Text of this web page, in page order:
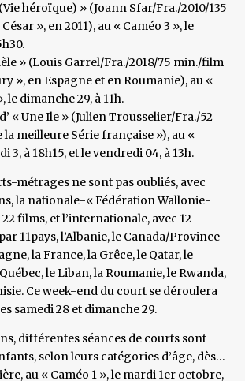
héroïque) » (Joann Sfar/Fra./2010/135
», en 2011), au « Caméo 3 », le
» (Louis Garrel/Fra./2018/75 min./film
», en Espagne et en Roumanie), au «
le dimanche 29, à 11h.
« Une Ile » (Julien Trousselier/Fra./52
la meilleure Série française »), au «
3, à 18h15, et le vendredi 04, à 13h.
métrages ne sont pas oubliés, avec
la nationale-« Fédération Wallonie-
films, et l’internationale, avec 12
11pays, l’Albanie, le Canada/Province
la France, la Grêce, le Qatar, le
le Liban, la Roumanie, le Rwanda,
Ce week-end du court se déroulera
samedi 28 et dimanche 29.
différentes séances de courts sont
selon leurs catégories d’âge, dès…
au « Caméo 1 », le mardi 1er octobre,